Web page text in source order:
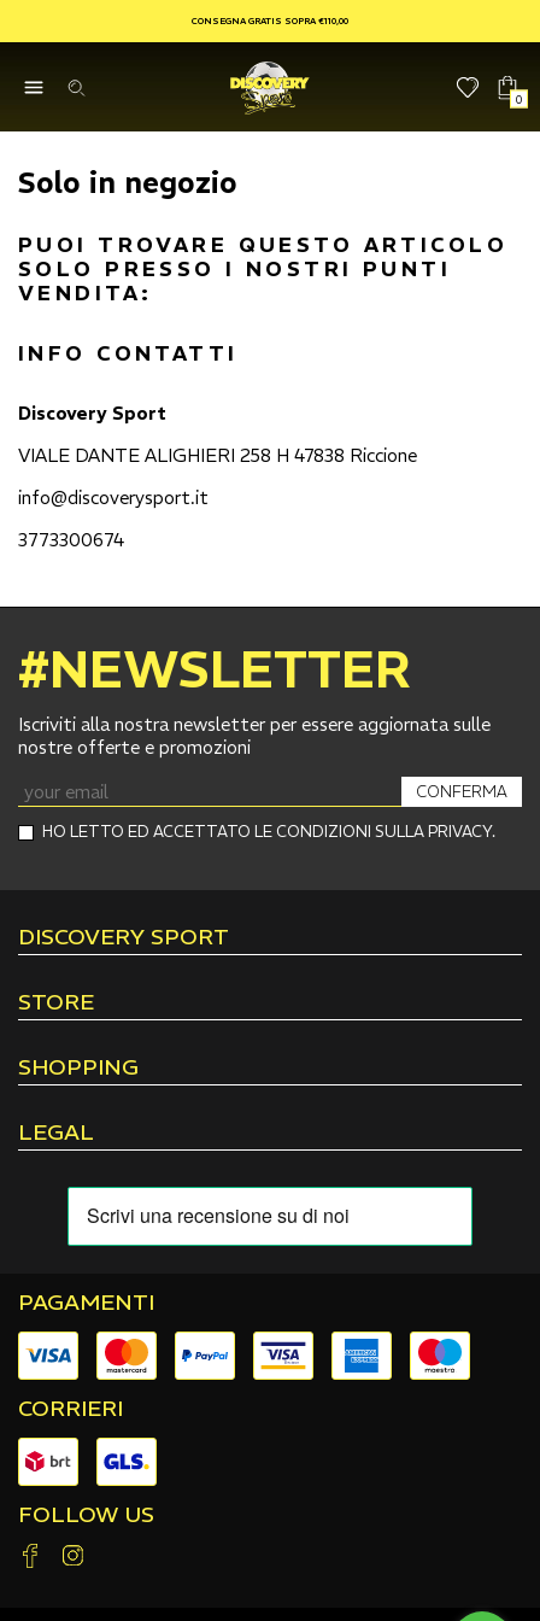
CONSEGNA GRATIS SOPRA €110,00
0
Solo in negozio
PUOI TROVARE QUESTO ARTICOLO
SOLO PRESSO I NOSTRI PUNTI
VENDITA:
INFO CONTATTI
Discovery Sport
VIALE DANTE ALIGHIERI 258 H 47838 Riccione
info@discoverysport.it
3773300674
#NEWSLETTER
Iscriviti alla nostra newsletter per essere aggiornata sulle
nostre offerte e promozioni
HO LETTO ED ACCETTATO LE CONDIZIONI SULLA PRIVACY.
CONFERMA
DISCOVERY SPORT
STORE
SHOPPING
LEGAL
PAGAMENTI
CORRIERI
FOLLOW US